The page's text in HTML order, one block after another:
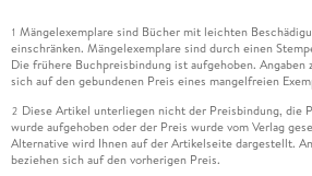
1 Mängelexemplare sind Bücher mit leichten
einschränken. Mängelexemplare sind durch einen
Die frühere Buchpreisbindung ist aufgehoben. Angaben
sich auf den gebundenen Preis eines mangelfreien
2 Diese Artikel unterliegen nicht der Preisbindung, die
wurde aufgehoben oder der Preis wurde vom Verlag
Alternative wird Ihnen auf der Artikelseite dargestellt.
beziehen sich auf den vorherigen Preis.